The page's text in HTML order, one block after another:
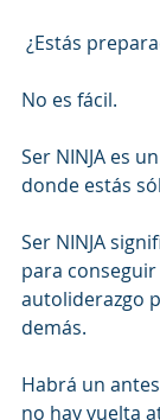
¿Estás
No es fácil.
Ser NINJA es
donde estás
Ser NINJA
para
autoliderazgo
demás.
Habrá un
no hay vuelta